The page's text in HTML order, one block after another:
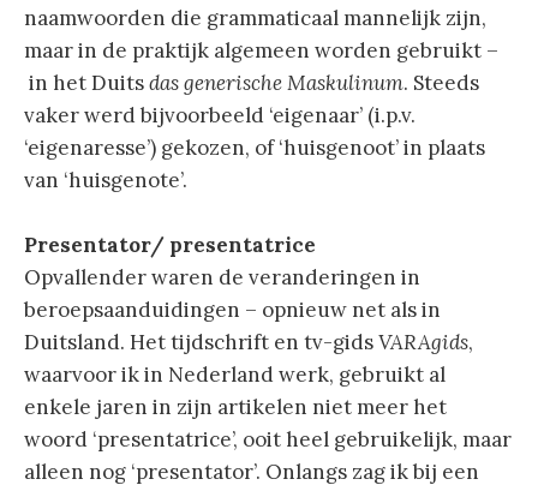
naamwoorden die grammaticaal mannelijk zijn,
maar in de praktijk algemeen worden gebruikt –
in het Duitsdas generische Maskulinum. Steeds
vaker werd bijvoorbeeld ‘eigenaar’ (i.p.v.
‘eigenaresse’) gekozen, of ‘huisgenoot’ in plaats
van ‘huisgenote’.
Presentator/ presentatrice
Opvallender waren de veranderingen in
beroepsaanduidingen – opnieuw net als in
Duitsland. Het tijdschrift en tv-gidsVARAgids,
waarvoor ik in Nederland werk, gebruikt al
enkele jaren in zijn artikelen niet meer het
woord ‘presentatrice’, ooit heel gebruikelijk, maar
alleen nog ‘presentator’. Onlangs zag ik bij een